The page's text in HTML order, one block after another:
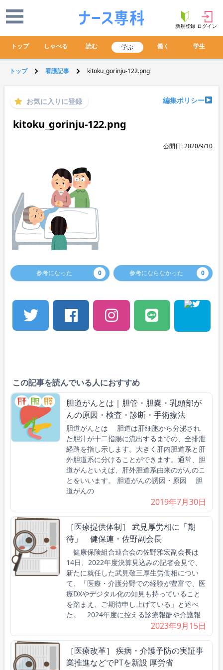
新規登録 ログイン
トップ しゃべる 読む 学ぶ 働く 学生
トップ 看護記事 kitoku_gorinju-122.png
お気に入りに登録 編集ポリシー
kitoku_gorinju-122.png
公開日: 2020/9/10
参考になった 0 参考にならなかった 0
この記事を読んでいる人におすすめ
胆道がんとは｜胆管・胆嚢・乳頭部が
んの原因・検査・診断・手術療法
胆道がんとは 胆道は肝細胞から分泌され
た胆汁が十二指腸に流出するまでの、全排泄
経路を指し示します。大きく肝内胆道系と肝
外胆道系に分けることができます。通常、胆
道がんといえば、肝外胆道系由来のがんのこ
とをいいます。 胆道がんの誘因・原因 胆
道がんの
2019年7月30日
［医療提供体制］ 武見厚労相に「期
待」 健保連・佐野副会長
健康保険組合連合会の佐野雅宏副会長は
14日、2022年度決算見込みの記者会見で、
新たに就任した武見敬三厚生労働相につい
て、「医療・介護分野での経験が豊富で、医
療DXやデジタル化の知見も持っていること
を踏まえ、ご期待申し上げている」と述べ
た。 2024年度に控える診療報酬や介護報
2023年9月15日
［医療改革］ 疾病・介護予防の実証事
業推進などでPTを新設 厚労省